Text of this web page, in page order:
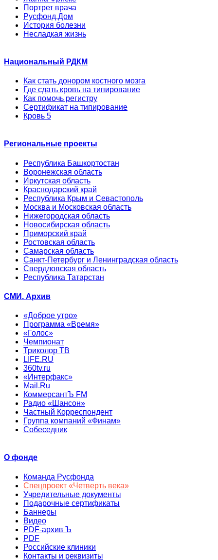
Портрет врача
Русфонд.Дом
История болезни
Несладкая жизнь
Национальный РДКМ
Как стать донором костного мозга
Где сдать кровь на типирование
Как помочь регистру
Сертификат на типирование
Кровь 5
Региональные проекты
Республика Башкортостан
Воронежская область
Иркутская область
Краснодарский край
Республика Крым и Севастополь
Москва и Московская область
Нижегородская область
Новосибирская область
Приморский край
Ростовская область
Самарская область
Санкт-Петербург и Ленинградская область
Свердловская область
Республика Татарстан
СМИ. Архив
«Доброе утро»
Программа «Время»
«Голос»
Чемпионат
Триколор ТВ
LIFE.RU
360tv.ru
«Интерфакс»
Mail.Ru
КоммерсантЪ FM
Радио «Шансон»
Частный Корреспондент
Группа компаний «Финам»
Собеседник
О фонде
Команда Русфонда
Спецпроект «Четверть века»
Учредительные документы
Подарочные сертификаты
Баннеры
Видео
PDF-архив Ъ
PDF
Российские клиники
Контакты и реквизиты